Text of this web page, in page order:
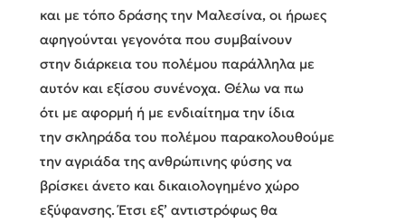
και με τόπο δράσης την Μαλεσίνα, οι ήρωες
αφηγούνται γεγονότα που συμβαίνουν
στην διάρκεια του πολέμου παράλληλα με
αυτόν και εξίσου συνένοχα. Θέλω να πω
ότι με αφορμή ή με ενδιαίτημα την ίδια
την σκληράδα του πολέμου παρακολουθούμε
την αγριάδα της ανθρώπινης φύσης να
βρίσκει άνετο και δικαιολογημένο χώρο
εξύφανσης. Έτσι εξ’ αντιστρόφως θα